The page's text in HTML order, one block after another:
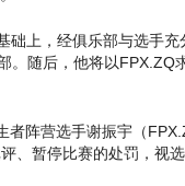
础上，经俱乐部与选手
。随后，他将以
阵营选手谢振宇（
、暂停比赛的处罚，视